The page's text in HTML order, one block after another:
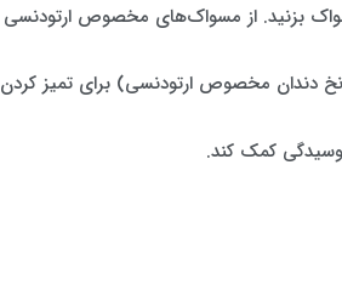
بزنید. از مسواک‌های مخصوص ارتودنسی
دندان مخصوص ارتودنسی) برای تمیز کردن
پوسیدگی کمک کند.